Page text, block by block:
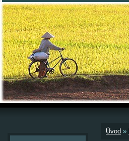
Úvod »